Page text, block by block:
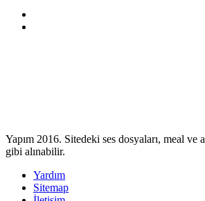
Yapım 2016. Sitedeki ses dosyaları, meal
gibi alınabilir.
Yardım
Sitemap